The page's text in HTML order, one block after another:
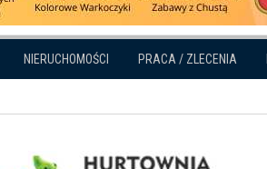
NIERUCHOMOŚCI PRACA / ZLECENIA